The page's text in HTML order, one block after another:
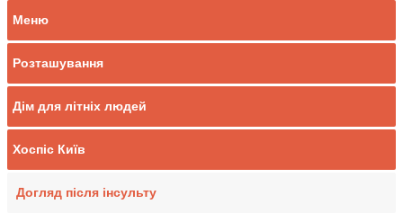
Меню
Розташування
Дім для літніх людей
Хоспіс Київ
Догляд після інсульту